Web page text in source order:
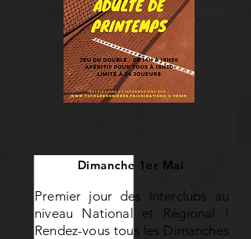
Premier jour des Interclubs au
niveau National et Régional !
Rendez-vous tous les Dimanches
Dimanche 1er Mai